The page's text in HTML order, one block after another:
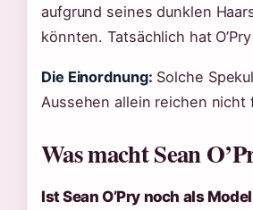
aufgrund seines dunklen
könnten. Tatsächlich hat
Die Einordnung: Solche
Aussehen allein reichen
Was macht Sean
Ist Sean O’Pry noch als